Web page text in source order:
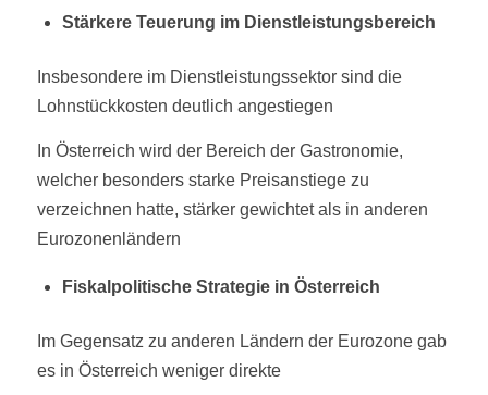
Stärkere Teuerung im Dienstleistungsbereich
Insbesondere im Dienstleistungssektor sind die
Lohnstückkosten deutlich angestiegen
In Österreich wird der Bereich der Gastronomie,
welcher besonders starke Preisanstiege zu
verzeichnen hatte, stärker gewichtet als in anderen
Eurozonenländern
Fiskalpolitische Strategie in Österreich
Im Gegensatz zu anderen Ländern der Eurozone gab
es in Österreich weniger direkte